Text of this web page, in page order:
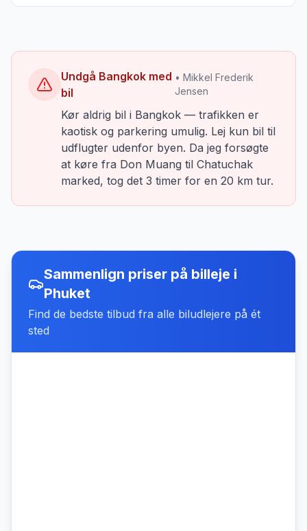
Undgå Bangkok med
bil
• Mikkel Frederik
Jensen
Kør aldrig bil i Bangkok — trafikken er
kaotisk og parkering umulig. Lej kun bil til
udflugter udenfor byen. Da jeg forsøgte
at køre fra Don Muang til Chatuchak
marked, tog det 3 timer for en 20 km tur.
Sammenlign priser på billeje i
Phuket
Find de bedste tilbud fra alle biludlejere på ét
sted